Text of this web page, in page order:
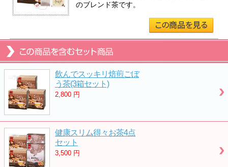
のブレンド茶です。
飲んでスッキリ焙煎ごぼ
う茶(3箱セット)
2,800 円
健康スリム得々お茶4点
セット
3,500 円